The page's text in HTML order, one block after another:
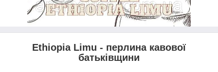
Ethiopia Limu - перлина кавової
батьківщини